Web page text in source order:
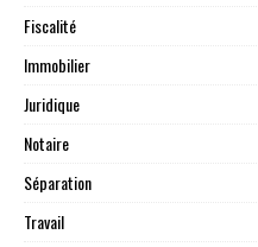
Fiscalité
Immobilier
Juridique
Notaire
Séparation
Travail